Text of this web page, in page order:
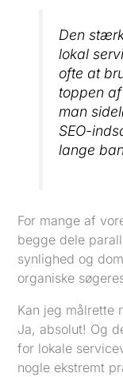
Den
lokal
ofte at
toppen
man
SEO-
lange
For mange af
begge dele
synlighed og
organiske
Kan jeg målrette
Ja, absolut! Og
for lokale
nogle ekstremt